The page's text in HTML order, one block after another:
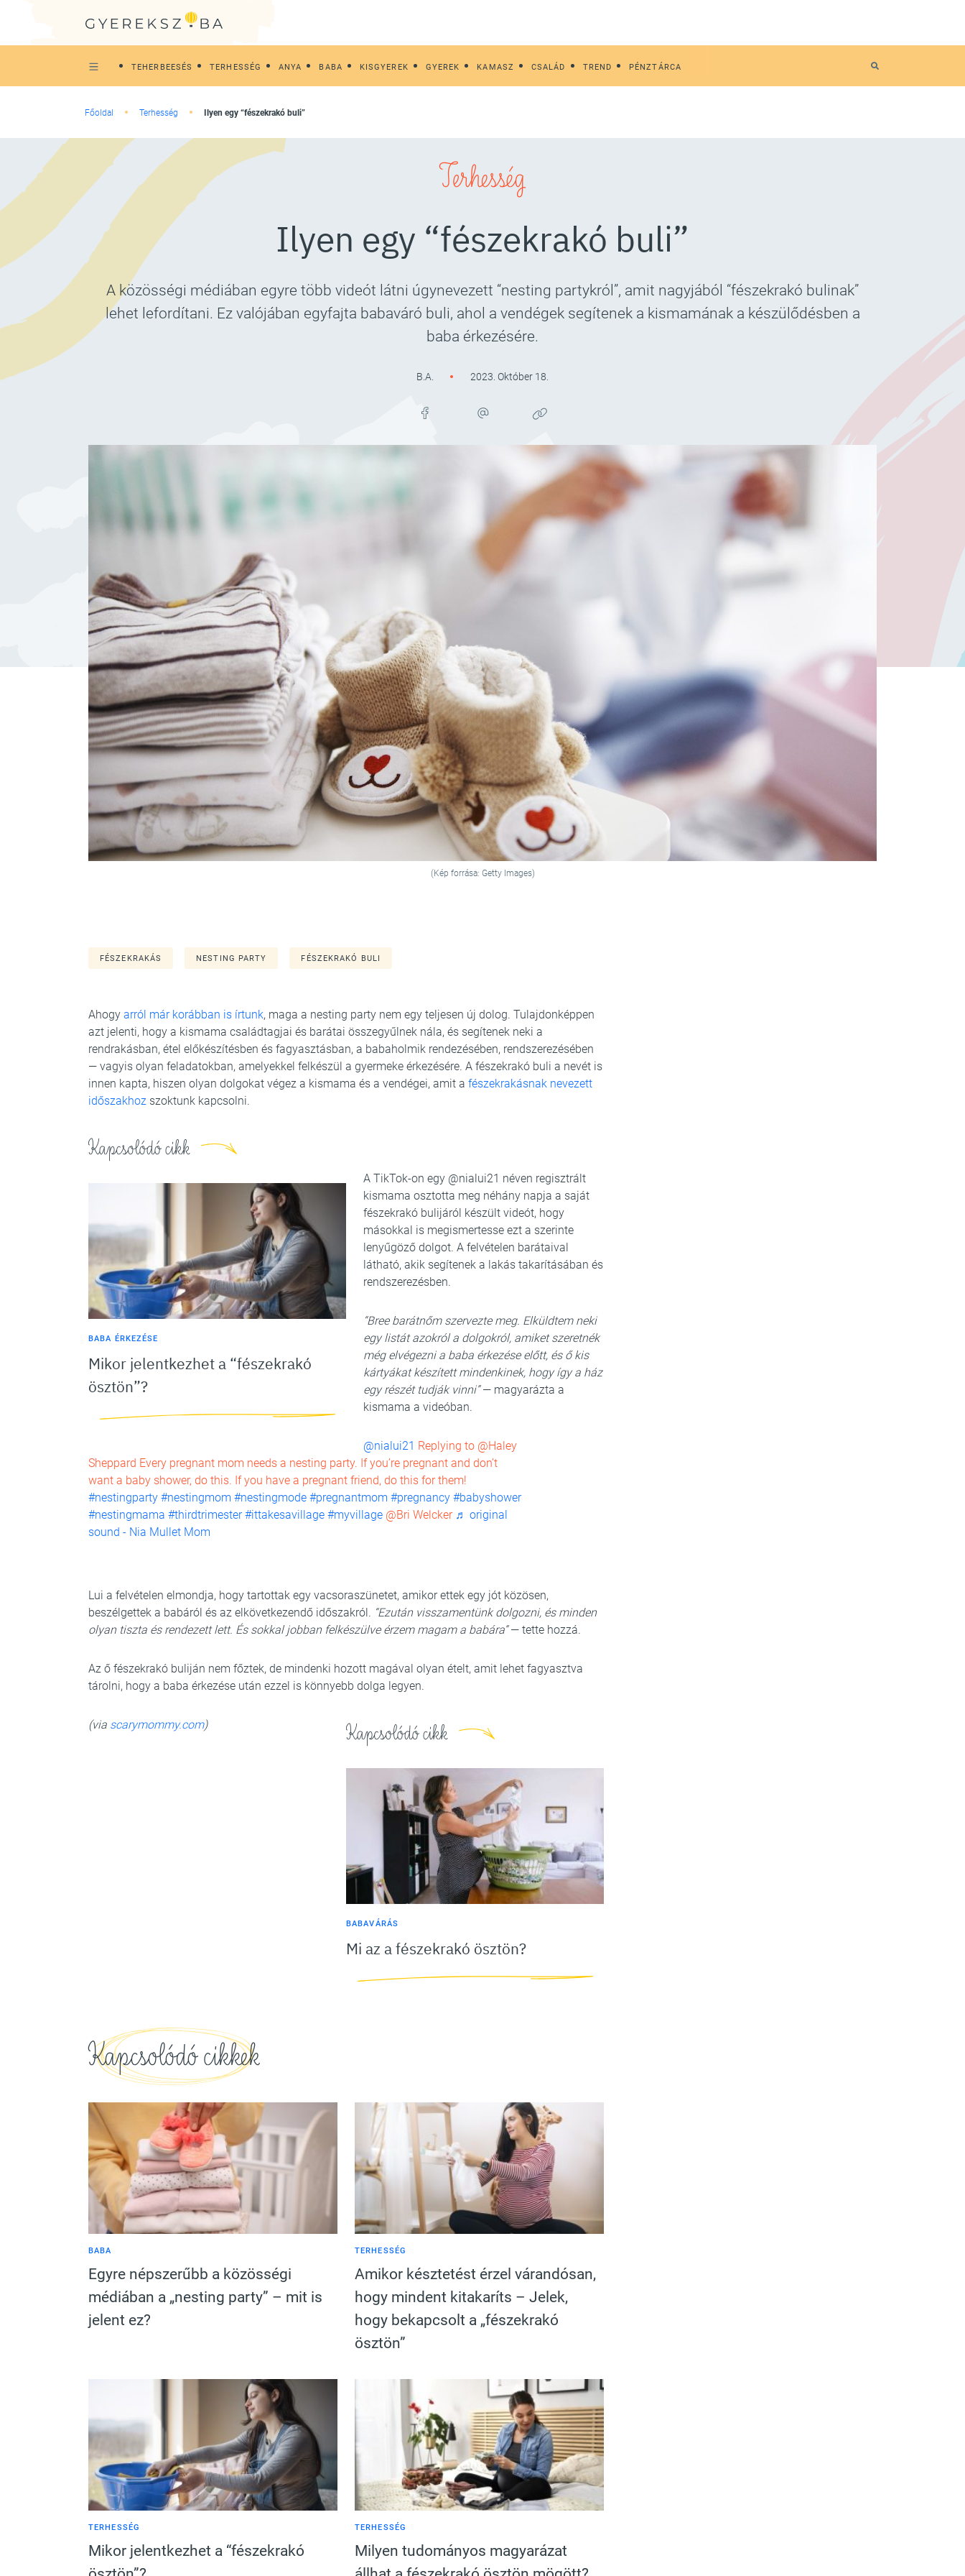
TEHERBEESÉS TERHESSÉG ANYA BABA KISGYEREK GYEREK KAMASZ CSALÁD TREND PÉNZTÁRCA
Főoldal Terhesség Ilyen egy “fészekrakó buli”
Terhesség
Ilyen egy “fészekrakó buli”
A közösségi médiában egyre több videót látni úgynevezett “nesting partykról”, amit nagyjából “fészekrakó bulinak”
lehet lefordítani. Ez valójában egyfajta babaváró buli, ahol a vendégek segítenek a kismamának a készülődésben a
baba érkezésére.
B.A. 2023. Október 18.
(Kép forrása: Getty Images)
FÉSZEKRAKÁS NESTING PARTY FÉSZEKRAKÓ BULI
Ahogy arról már korábban is írtunk, maga a nesting party nem egy teljesen új dolog. Tulajdonképpen
azt jelenti, hogy a kismama családtagjai és barátai összegyűlnek nála, és segítenek neki a
rendrakásban, étel előkészítésben és fagyasztásban, a babaholmik rendezésében, rendszerezésében
— vagyis olyan feladatokban, amelyekkel felkészül a gyermeke érkezésére. A fészekrakó buli a nevét is
innen kapta, hiszen olyan dolgokat végez a kismama és a vendégei, amit a fészekrakásnak nevezett
időszakhoz szoktunk kapcsolni.
Kapcsolódó cikk
BABA ÉRKEZÉSE
Mikor jelentkezhet a “fészekrakó
ösztön”?
A TikTok-on egy @nialui21 néven regisztrált
kismama osztotta meg néhány napja a saját
fészekrakó bulijáról készült videót, hogy
másokkal is megismertesse ezt a szerinte
lenyűgöző dolgot. A felvételen barátaival
látható, akik segítenek a lakás takarításában és
rendszerezésben.
“Bree barátnőm szervezte meg. Elküldtem neki
egy listát azokról a dolgokról, amiket szeretnék
még elvégezni a baba érkezése előtt, és ő kis
kártyákat készített mindenkinek, hogy így a ház
egy részét tudják vinni”— magyarázta a
kismama a videóban.
@nialui21 Replying to @Haley
Sheppard Every pregnant mom needs a nesting party. If you’re pregnant and don’t
want a baby shower, do this. If you have a pregnant friend, do this for them!
#nestingparty #nestingmom #nestingmode #pregnantmom #pregnancy #babyshower
#nestingmama #thirdtrimester #ittakesavillage #myvillage @Bri Welcker ♬ original
sound - Nia Mullet Mom
Lui a felvételen elmondja, hogy tartottak egy vacsoraszünetet, amikor ettek egy jót közösen,
beszélgettek a babáról és az elkövetkezendő időszakról. “Ezután visszamentünk dolgozni, és minden
olyan tiszta és rendezett lett. És sokkal jobban felkészülve érzem magam a babára”— tette hozzá.
Az ő fészekrakó buliján nem főztek, de mindenki hozott magával olyan ételt, amit lehet fagyasztva
tárolni, hogy a baba érkezése után ezzel is könnyebb dolga legyen.
Kapcsolódó cikk
BABAVÁRÁS
Mi az a fészekrakó ösztön?
(via scarymommy.com)
Kapcsolódó cikkek
BABA
Egyre népszerűbb a közösségi
médiában a „nesting party” – mit is
jelent ez?
TERHESSÉG
Amikor késztetést érzel várandósan,
hogy mindent kitakaríts – Jelek,
hogy bekapcsolt a „fészekrakó
ösztön”
TERHESSÉG
Mikor jelentkezhet a “fészekrakó
TERHESSÉG
Milyen tudományos magyarázat